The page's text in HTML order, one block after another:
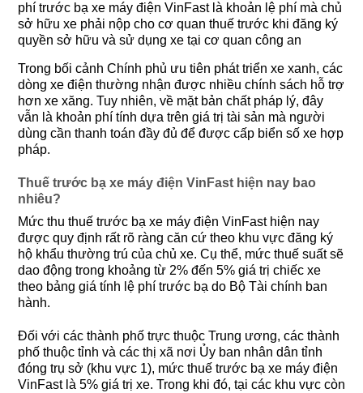
phí trước bạ xe máy điện VinFast là khoản lệ phí mà chủ
sở hữu xe phải nộp cho cơ quan thuế trước khi đăng ký
quyền sở hữu và sử dụng xe tại cơ quan công an
Trong bối cảnh Chính phủ ưu tiên phát triển xe xanh, các
dòng xe điện thường nhận được nhiều chính sách hỗ trợ
hơn xe xăng. Tuy nhiên, về mặt bản chất pháp lý, đây
vẫn là khoản phí tính dựa trên giá trị tài sản mà người
dùng cần thanh toán đầy đủ để được cấp biển số xe hợp
pháp.
Thuế trước bạ xe máy điện VinFast hiện nay bao
nhiêu?
Mức thu thuế trước bạ xe máy điện VinFast hiện nay
được quy định rất rõ ràng căn cứ theo khu vực đăng ký
hộ khẩu thường trú của chủ xe. Cụ thể, mức thuế suất sẽ
dao động trong khoảng từ 2% đến 5% giá trị chiếc xe
theo bảng giá tính lệ phí trước bạ do Bộ Tài chính ban
hành.
Đối với các thành phố trực thuộc Trung ương, các thành
phố thuộc tỉnh và các thị xã nơi Ủy ban nhân dân tỉnh
đóng trụ sở (khu vực 1), mức thuế trước bạ xe máy điện
VinFast là 5% giá trị xe. Trong khi đó, tại các khu vực còn